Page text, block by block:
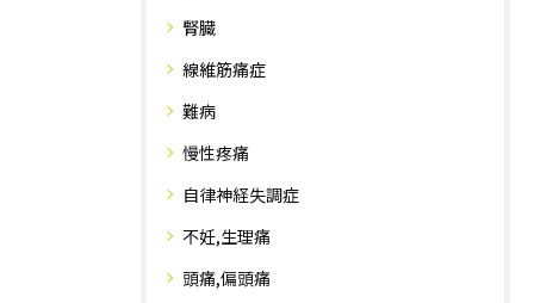
腎臓
線維筋痛症
難病
慢性疼痛
自律神経失調症
不妊,生理痛
頭痛,偏頭痛